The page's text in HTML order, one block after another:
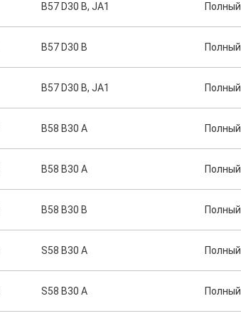
B57 D30 B, JA1 Полный
B57 D30 B Полный
B57 D30 B, JA1 Полный
B58 B30 A Полный
B58 B30 A Полный
B58 B30 B Полный
S58 B30 A Полный
S58 B30 A Полный